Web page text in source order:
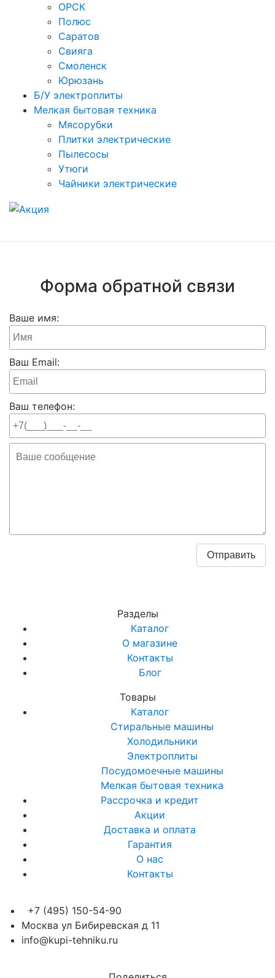
ОРСК
Полюс
Саратов
Свияга
Смоленск
Юрюзань
Б/У электроплиты
Мелкая бытовая техника
Мясорубки
Плитки электрические
Пылесосы
Утюги
Чайники электрические
Форма обратной связи
Ваше имя:
Ваш Email:
Ваш телефон:
Разделы
Каталог
О магазине
Контакты
Блог
Товары
Каталог
Стиральные машины
Холодильники
Электроплиты
Посудомоечные машины
Мелкая бытовая техника
Рассрочка и кредит
Акции
Доставка и оплата
Гарантия
О нас
Контакты
+7 (495) 150-54-90
Москва ул Бибиревская д 11
info@kupi-tehniku.ru